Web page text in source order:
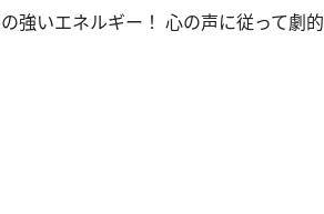
強いエネルギー！ 心の声に従って劇